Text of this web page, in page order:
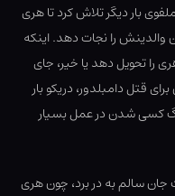
بار دیگر تلاش کرد تا هری
را نجات دهد. اینکه
تحویل دهد یا خیر، جای
دامبلدور، دریکو بار
کسی شدن در عمل بسیار
سالم به در برد، چون هری